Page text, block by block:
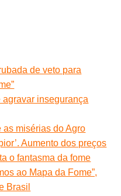
de veto para
insegurança
as misérias do Agro
Aumento dos preços
o fantasma da fome
ao Mapa da Fome”,
Brasil